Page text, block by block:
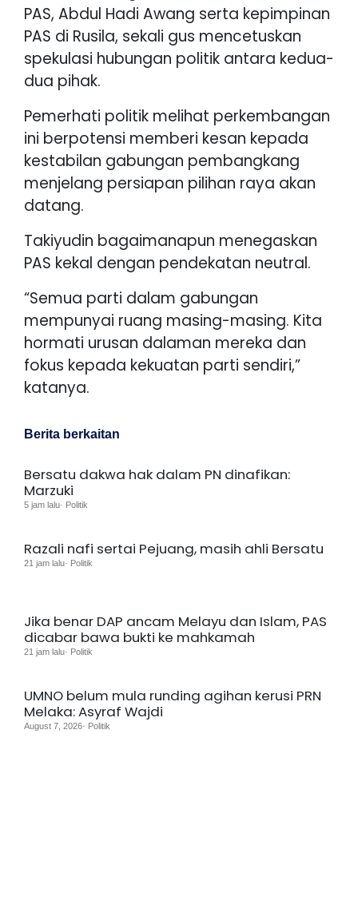
PAS, Abdul Hadi Awang serta kepimpinan
PAS di Rusila, sekali gus mencetuskan
spekulasi hubungan politik antara kedua-
dua pihak.
Pemerhati politik melihat perkembangan
ini berpotensi memberi kesan kepada
kestabilan gabungan pembangkang
menjelang persiapan pilihan raya akan
datang.
Takiyudin bagaimanapun menegaskan
PAS kekal dengan pendekatan neutral.
“Semua parti dalam gabungan
mempunyai ruang masing-masing. Kita
hormati urusan dalaman mereka dan
fokus kepada kekuatan parti sendiri,”
katanya.
Berita berkaitan
Bersatu dakwa hak dalam PN dinafikan:
Marzuki
5 jam lalu· Politik
Razali nafi sertai Pejuang, masih ahli Bersatu
21 jam lalu· Politik
Jika benar DAP ancam Melayu dan Islam, PAS
dicabar bawa bukti ke mahkamah
21 jam lalu· Politik
UMNO belum mula runding agihan kerusi PRN
Melaka: Asyraf Wajdi
August 7, 2026· Politik